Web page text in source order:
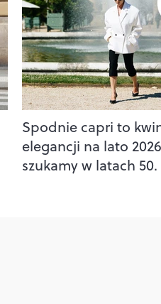
Spodnie capri to
elegancji na lato
szukamy w latach 50.